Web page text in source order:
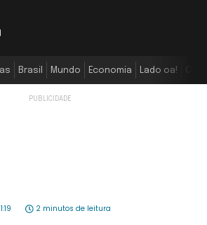
Brasil Mundo Economia Lado oa!
2 minutos de leitura